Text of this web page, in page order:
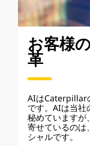
お客様
革
AIはCaterpillar
です。AIは当社
秘めていますが
寄せているのは
シャルです。